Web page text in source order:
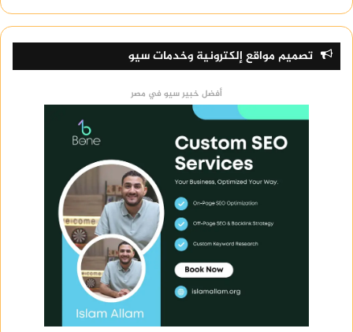
تصميم مواقع إلكترونية وخدمات سيو
أفضل خبير سيو في مصر